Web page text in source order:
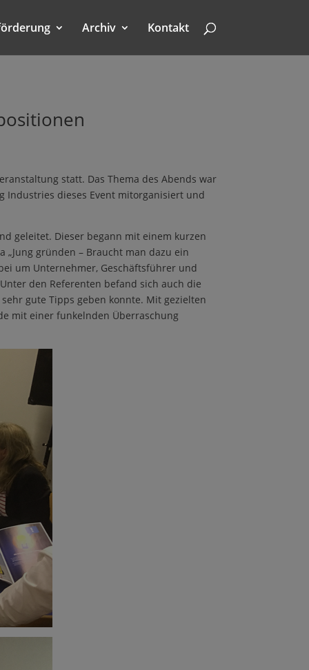
Archiv Kontakt
statt. Das Thema des Abends war
Industries dieses Event mitorganisiert und
geleitet. Dieser begann mit einem kurzen
„Jung gründen – Braucht man dazu ein
um Unternehmer, Geschäftsführer und
den Referenten befand sich auch die
gute Tipps geben konnte. Mit gezielten
mit einer funkelnden Überraschung